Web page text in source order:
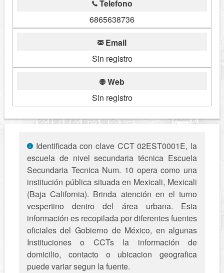
Telefono
6865638736
Email
Sin registro
Web
Sin registro
Identificada con clave CCT 02EST0001E, la
escuela de nivel secundaria técnica Escuela
Secundaria Tecnica Num. 10 opera como una
institución pública situada en Mexicali, Mexicali
(Baja California). Brinda atención en el turno
vespertino dentro del área urbana. Esta
información es recopilada por diferentes fuentes
oficiales del Gobierno de México, en algunas
Instituciones o CCTs la información de
domicilio, contacto o ubicacion geografica
puede variar segun la fuente.